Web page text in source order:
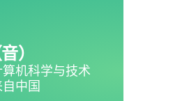
）
机科学与技术
中国